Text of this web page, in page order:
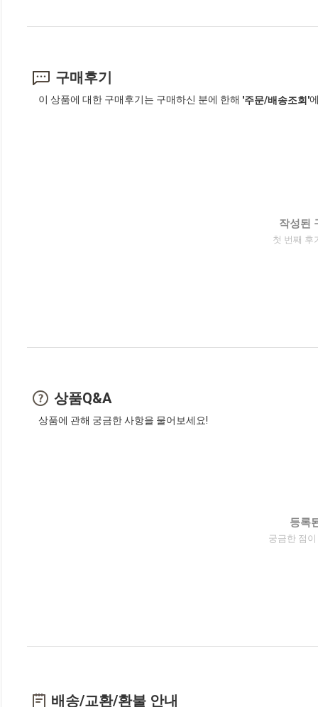
구매후기
이 상품에 대한 구매후기는 구매하신 분에 한해 '주문/배송조회'
작성된
첫 번째 후
상품Q&A
상품에 관해 궁금한 사항을 물어보세요!
등록
궁금한 점
배송/교환/환불 안내